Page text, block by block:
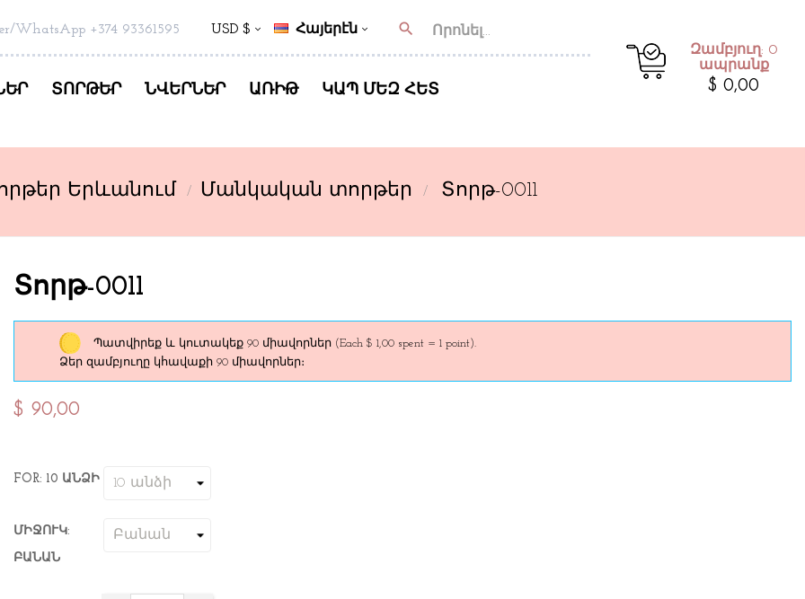
WhatsApp +374 93361595 USD $ Հայերէն search
ՏՈՐԹԵՐ ՆՎԵՐՆԵՐ ԱՌԻԹ ԿԱՊ ՄԵԶ ՀԵՏ
Զամբյուղ: 0
ապրանք
$ 0,00
Երևանում Մանկական տորթեր Տորթ-0011
Տորթ-0011
Պատվիրեք և կուտակեք 90 միավորներ (Each $ 1,00 spent = 1 point).
Ձեր զամբյուղը կհավաքի 90 միավորներ։
$ 90,00
FOR: 10 ԱՆՁԻ
ՄԻՋՈՒԿ:
ԲԱՆԱՆ